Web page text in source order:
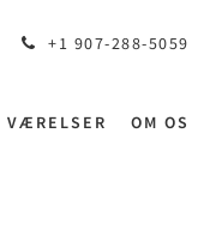
+1 907-288-5059
VÆRELSER OM OS